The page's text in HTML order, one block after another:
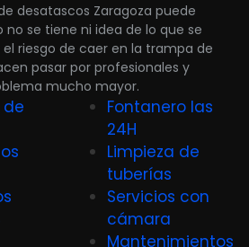
desatascos Zaragoza puede
se tiene ni idea de lo que se
riesgo de caer en la trampa de
pasar por profesionales y
mucho mayor.
Fontanero las
24H
Limpieza de
tuberías
Servicios con
cámara
Mantenimientos